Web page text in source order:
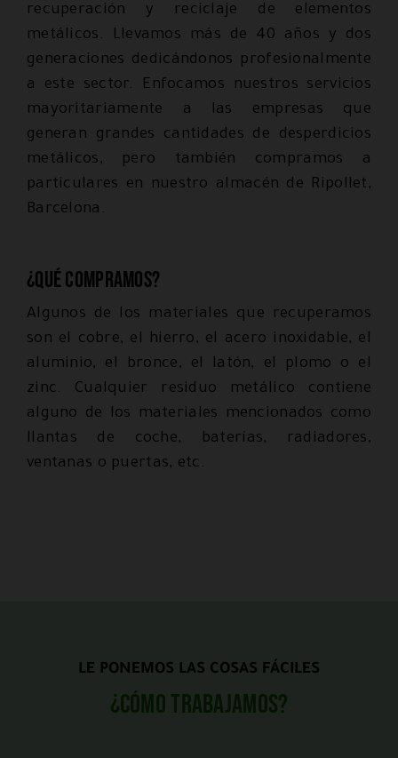
recuperación y reciclaje de elementos
metálicos. Llevamos más de 40 años y dos
generaciones dedicándonos profesionalmente
a este sector. Enfocamos nuestros servicios
mayoritariamente a las empresas que
generan grandes cantidades de desperdicios
metálicos, pero también compramos a
particulares en nuestro almacén de Ripollet,
Barcelona.
¿Qué compramos?
Algunos de los materiales que recuperamos
son el cobre, el hierro, el acero inoxidable, el
aluminio, el bronce, el latón, el plomo o el
zinc. Cualquier residuo metálico contiene
alguno de los materiales mencionados como
llantas de coche, baterías, radiadores,
ventanas o puertas, etc.
LE PONEMOS LAS COSAS FÁCILES
¿Cómo trabajamos?